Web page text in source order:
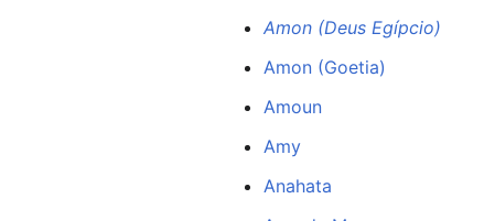
Amon (Deus Egípcio)
Amon (Goetia)
Amoun
Amy
Anahata